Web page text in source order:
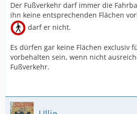
Der Fußverkehr darf immer die
ihn keine entsprechenden Flächen
darf er nicht.
Es dürfen gar keine Flächen exclusiv
vorbehalten sein, wenn nicht
Fußverkehr.